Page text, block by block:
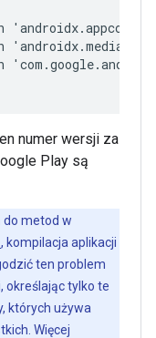
' androidx.appcompat
' androidx.
' com .google.android
numer wersji za
Play są
do metod w
, kompilacja aplikacji
ten problem
określając tylko te
których używa
Więcej